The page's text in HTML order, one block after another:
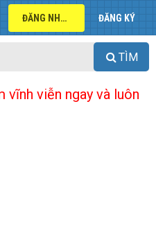
ĐĂNG NHẬP ĐĂNG KÝ
TÌM
viễn ngay và luôn